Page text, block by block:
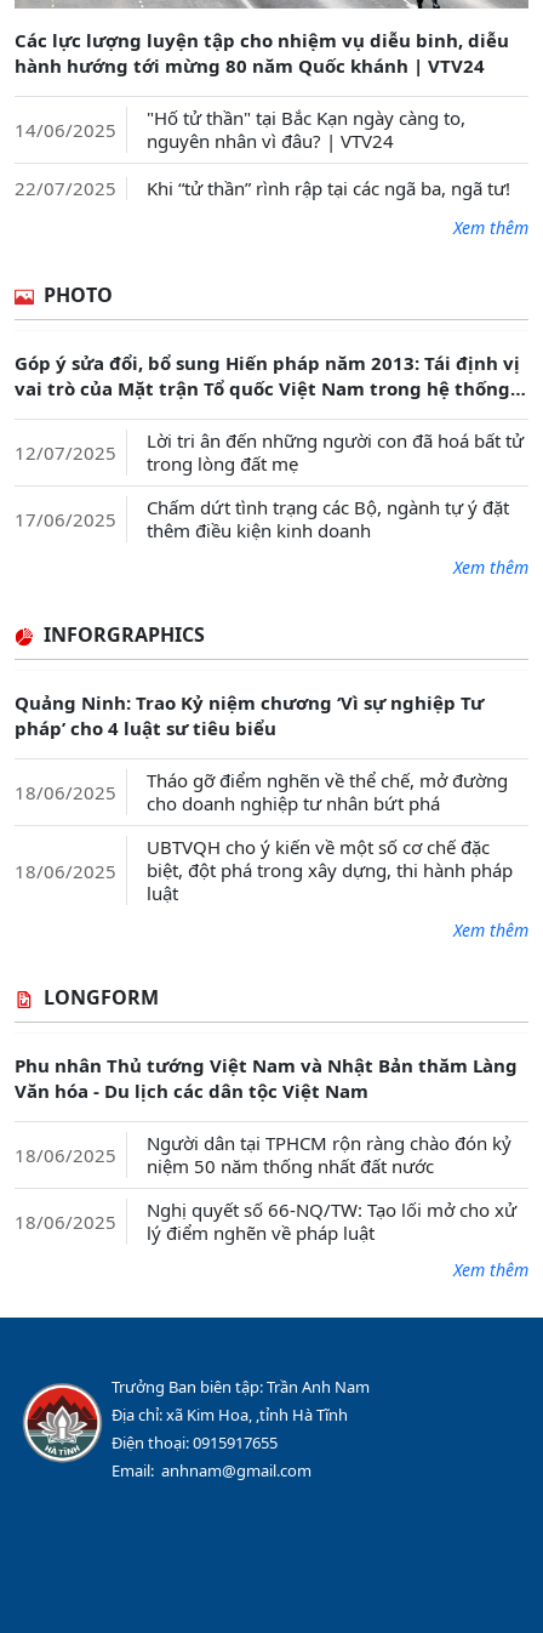
Các lực lượng luyện tập cho nhiệm vụ diễu binh, diễu
hành hướng tới mừng 80 năm Quốc khánh | VTV24
14/06/2025
"Hố tử thần" tại Bắc Kạn ngày càng to,
nguyên nhân vì đâu? | VTV24
22/07/2025
Khi “tử thần” rình rập tại các ngã ba, ngã tư!
Xem thêm
PHOTO
Góp ý sửa đổi, bổ sung Hiến pháp năm 2013: Tái định vị
vai trò của Mặt trận Tổ quốc Việt Nam trong hệ thống
chính trị
12/07/2025
Lời tri ân đến những người con đã hoá bất tử
trong lòng đất mẹ
17/06/2025
Chấm dứt tình trạng các Bộ, ngành tự ý đặt
thêm điều kiện kinh doanh
Xem thêm
INFORGRAPHICS
Quảng Ninh: Trao Kỷ niệm chương ‘Vì sự nghiệp Tư
pháp’ cho 4 luật sư tiêu biểu
18/06/2025
Tháo gỡ điểm nghẽn về thể chế, mở đường
cho doanh nghiệp tư nhân bứt phá
18/06/2025
UBTVQH cho ý kiến về một số cơ chế đặc
biệt, đột phá trong xây dựng, thi hành pháp
luật
Xem thêm
LONGFORM
Phu nhân Thủ tướng Việt Nam và Nhật Bản thăm Làng
Văn hóa - Du lịch các dân tộc Việt Nam
18/06/2025
Người dân tại TPHCM rộn ràng chào đón kỷ
niệm 50 năm thống nhất đất nước
18/06/2025
Nghị quyết số 66-NQ/TW: Tạo lối mở cho xử
lý điểm nghẽn về pháp luật
Xem thêm
Trưởng Ban biên tập: Trần Anh Nam
Địa chỉ: xã Kim Hoa, ,tỉnh Hà Tĩnh
Điện thoại: 0915917655
Email: anhnam@gmail.com